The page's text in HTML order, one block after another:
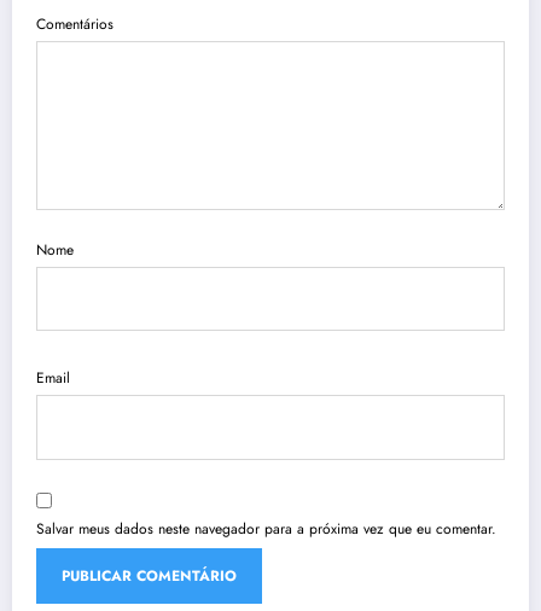
Comentários
Nome
Email
Salvar meus dados neste navegador para a próxima vez que eu comentar.